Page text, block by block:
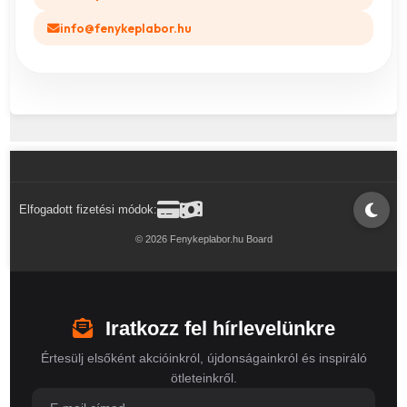
info@fenykeplabor.hu
Elfogadott fizetési módok:
© 2026 Fenykeplabor.hu Board
Iratkozz fel hírlevelünkre
Értesülj elsőként akcióinkról, újdonságainkról és inspiráló
ötleteinkről.